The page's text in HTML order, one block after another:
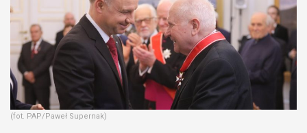
(fot. PAP/Paweł Supernak)